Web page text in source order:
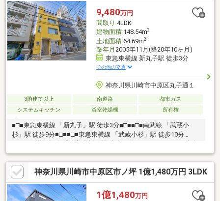
9,480万円
間取り 4LDK
建物面積148.54m2
土地面積64.69m2
築年月 2005年11月(築20年10ヶ月)
東急東横線 新丸子駅 徒歩3分
その他の交通
神奈川県川崎市中原区丸子通１
3階建て以上 南道路
都市ガス
システムキッチン
浴室乾燥機 所有権
■□■東急東横線 「新丸子」駅 徒歩3分■□■■□■南武線 「武蔵小
杉」駅 徒歩9分■□■■□■東急東横線 「武蔵小杉」駅 徒歩10分
き日当たり良好（屋上有）■土地面積64.69m2（19.57坪）■建物面
積148.54m2（44.93坪）■2005年11月築の鉄骨造■容積率324％商
業地域♪ ■南道路5.4m公道♪ ■整形地♪
神奈川県川崎市中原区市ノ坪 1億1,480万円 3LDK
1億1,480万円